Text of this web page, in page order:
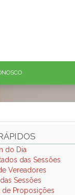
do Dia
das Sessões
Vereadores
Sessões
de Proposições